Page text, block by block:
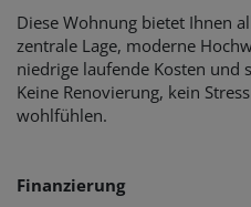
Diese Wohnung bietet Ihnen
zentrale Lage, moderne
niedrige laufende Kosten und
Keine Renovierung, kein
wohlfühlen.
Finanzierung